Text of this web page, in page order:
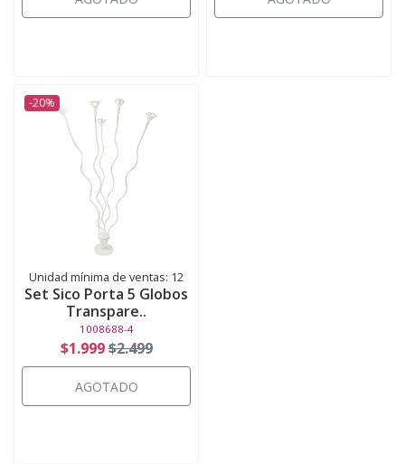
-20%
Unidad mínima de ventas: 12
Set Sico Porta 5 Globos
Transpare..
1008688-4
$1.999$2.499
AGOTADO